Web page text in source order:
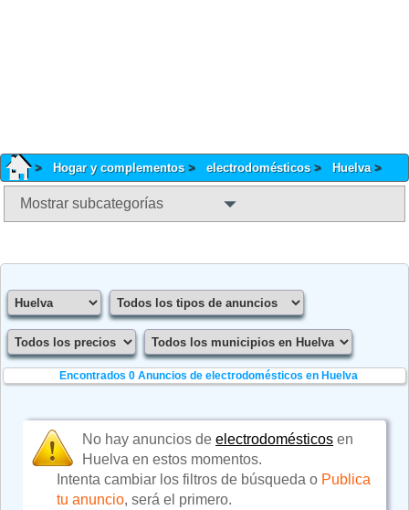
Hogar y complementos electrodomésticos Huelva
Mostrar subcategorías
Encontrados 0 Anuncios de electrodomésticos en Huelva
No hay anuncios deelectrodomésticos en
Huelva en estos momentos.
Intenta cambiar los filtros de búsqueda o Publica
tu anuncio, será el primero.